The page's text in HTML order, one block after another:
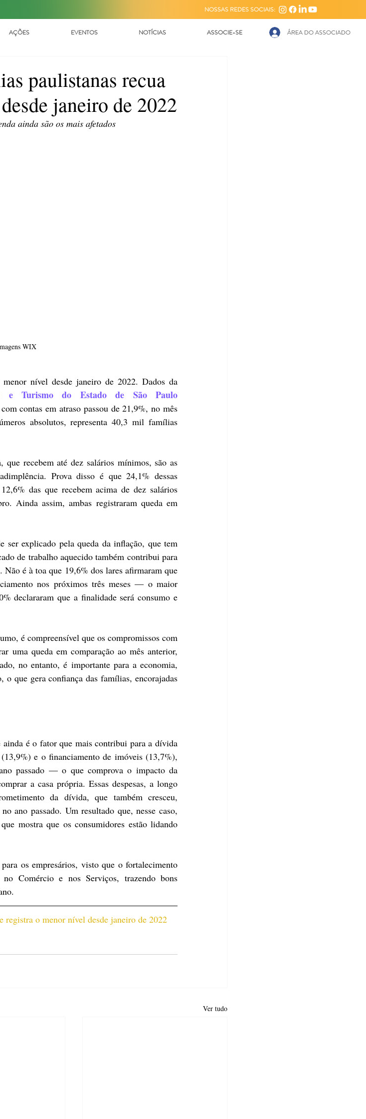
NOSSAS REDES SOCIAIS:
AÇÕES EVENTOS NOTÍCIAS ASSOCIE-SE ÁREA DO ASSOCIADO
paulistanas recua
janeiro de 2022
ainda são os mais afetados
WIX
e Turismo do Estado de São Paulo
contas em atraso passou de 21,9%, no mês
absolutos, representa 40,3 mil famílias
recebem até dez salários mínimos, são as
Prova disso é que 24,1% dessas
das que recebem acima de dez salários
Ainda assim, ambas registraram queda em
ser explicado pela queda da inflação, que tem
de trabalho aquecido também contribui para
é à toa que 19,6% dos lares afirmaram que
nos próximos três meses — o maior
declararam que a finalidade será consumo e
é compreensível que os compromissos com
uma queda em comparação ao mês anterior,
no entanto, é importante para a economia,
que gera confiança das famílias, encorajadas
é o fator que mais contribui para a dívida
e o financiamento de imóveis (13,7%),
passado — o que comprova o impacto da
a casa própria. Essas despesas, a longo
da dívida, que também cresceu,
ano passado. Um resultado que, nesse caso,
mostra que os consumidores estão lidando
os empresários, visto que o fortalecimento
Comércio e nos Serviços, trazendo bons
registra o menor nível desde janeiro de 2022
Ver tudo